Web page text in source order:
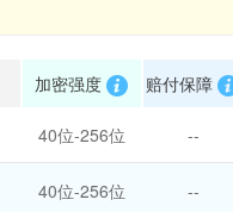
加密强度 赔付保障
40位-256位 --
40位-256位 --